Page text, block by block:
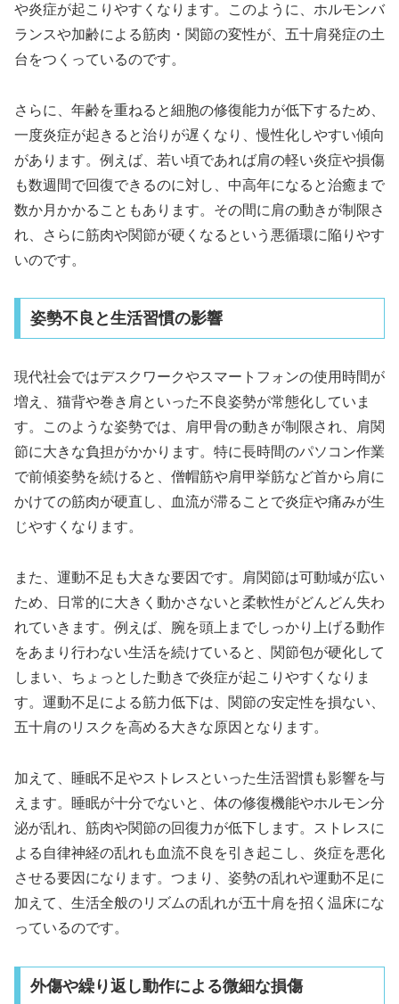
や炎症が起こりやすくなります。このように、ホルモンバ
ランスや加齢による筋肉・関節の変性が、五十肩発症の土
台をつくっているのです。
さらに、年齢を重ねると細胞の修復能力が低下するため、
一度炎症が起きると治りが遅くなり、慢性化しやすい傾向
があります。例えば、若い頃であれば肩の軽い炎症や損傷
も数週間で回復できるのに対し、中高年になると治癒まで
数か月かかることもあります。その間に肩の動きが制限さ
れ、さらに筋肉や関節が硬くなるという悪循環に陥りやす
いのです。
姿勢不良と生活習慣の影響
現代社会ではデスクワークやスマートフォンの使用時間が
増え、猫背や巻き肩といった不良姿勢が常態化していま
す。このような姿勢では、肩甲骨の動きが制限され、肩関
節に大きな負担がかかります。特に長時間のパソコン作業
で前傾姿勢を続けると、僧帽筋や肩甲挙筋など首から肩に
かけての筋肉が硬直し、血流が滞ることで炎症や痛みが生
じやすくなります。
また、運動不足も大きな要因です。肩関節は可動域が広い
ため、日常的に大きく動かさないと柔軟性がどんどん失わ
れていきます。例えば、腕を頭上までしっかり上げる動作
をあまり行わない生活を続けていると、関節包が硬化して
しまい、ちょっとした動きで炎症が起こりやすくなりま
す。運動不足による筋力低下は、関節の安定性を損ない、
五十肩のリスクを高める大きな原因となります。
加えて、睡眠不足やストレスといった生活習慣も影響を与
えます。睡眠が十分でないと、体の修復機能やホルモン分
泌が乱れ、筋肉や関節の回復力が低下します。ストレスに
よる自律神経の乱れも血流不良を引き起こし、炎症を悪化
させる要因になります。つまり、姿勢の乱れや運動不足に
加えて、生活全般のリズムの乱れが五十肩を招く温床にな
っているのです。
外傷や繰り返し動作による微細な損傷